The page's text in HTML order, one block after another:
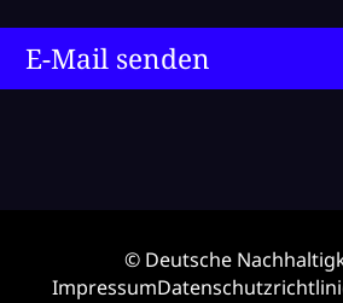
E-Mail senden
© Deutsche
Impressum